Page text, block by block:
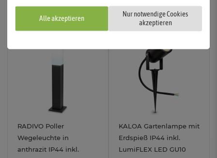
RADIVO Poller
Wegeleuchte in
anthrazit IP44 inkl.
KALOA Gartenlampe mit
Erdspieß IP44 inkl.
LumiFLEX LED GU10
Alle akzeptieren
Nur notwendige Cookies
akzeptieren